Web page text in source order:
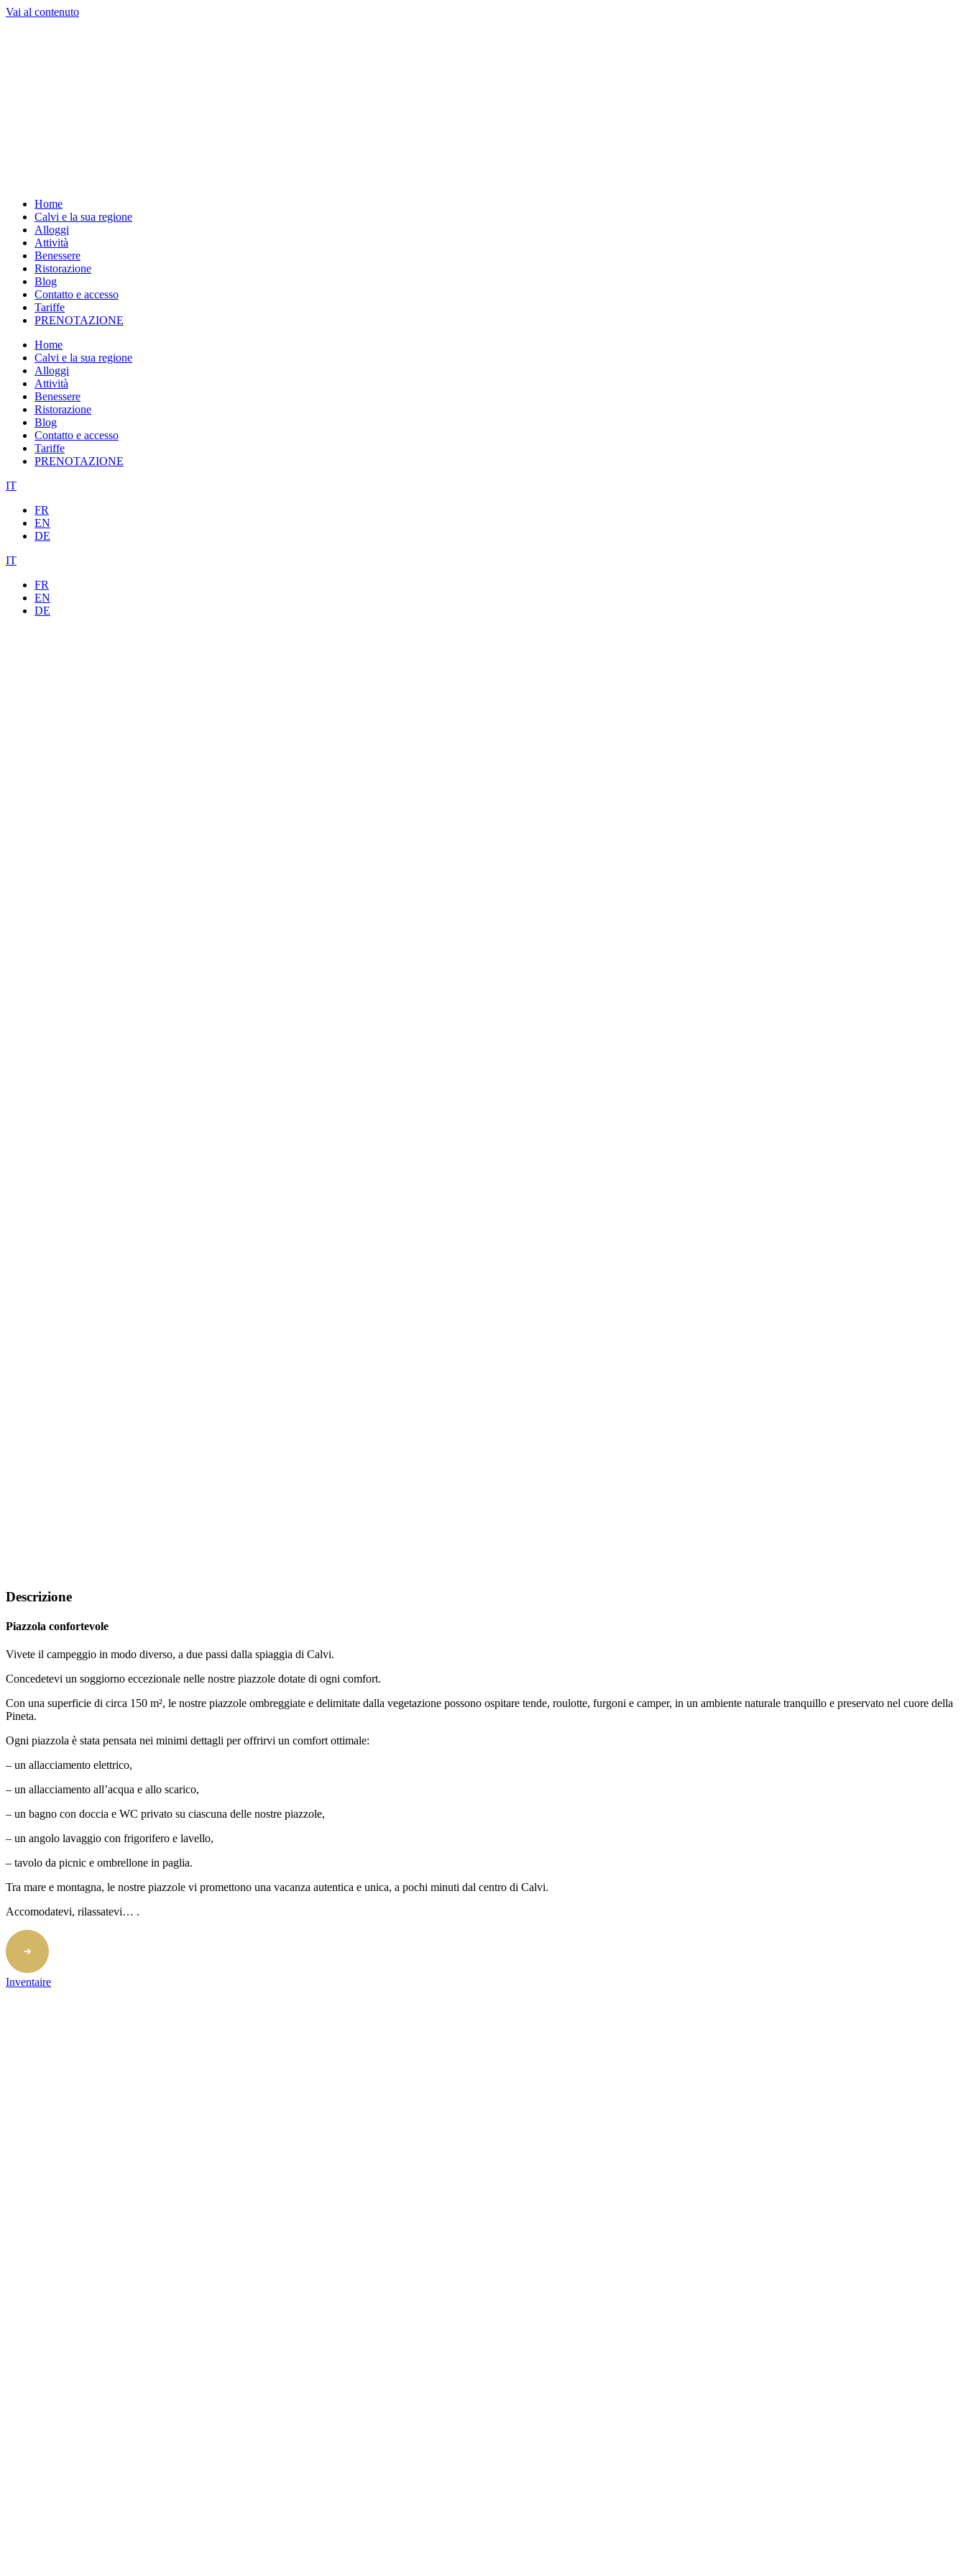
Vai al contenuto
Home
Calvi e la sua regione
Alloggi
Attività
Benessere
Ristorazione
Blog
Contatto e accesso
Tariffe
PRENOTAZIONE
Home
Calvi e la sua regione
Alloggi
Attività
Benessere
Ristorazione
Blog
Contatto e accesso
Tariffe
PRENOTAZIONE
IT
FR
EN
DE
IT
FR
EN
DE
Descrizione
Piazzola confortevole
Vivete il campeggio in modo diverso, a due passi dalla spiaggia di Calvi.
Concedetevi un soggiorno eccezionale nelle nostre piazzole dotate di ogni comfort.
Con una superficie di circa 150 m², le nostre piazzole ombreggiate e delimitate dalla vegetazione possono ospitare tende, roulotte, furgoni e camper, in un ambiente naturale tranquillo e preservato nel cuore della
Pineta.
Ogni piazzola è stata pensata nei minimi dettagli per offrirvi un comfort ottimale:
– un allacciamento elettrico,
– un allacciamento all’acqua e allo scarico,
– un bagno con doccia e WC privato su ciascuna delle nostre piazzole,
– un angolo lavaggio con frigorifero e lavello,
– tavolo da picnic e ombrellone in paglia.
Tra mare e montagna, le nostre piazzole vi promettono una vacanza autentica e unica, a pochi minuti dal centro di Calvi.
Accomodatevi, rilassatevi… .
Inventaire